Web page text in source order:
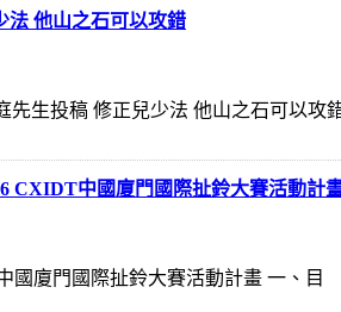
法 他山之石可以攻錯
生投稿 修正兒少法 他山之石可以攻
CXIDT中國廈門國際扯鈴大賽活動計
國廈門國際扯鈴大賽活動計畫 一、